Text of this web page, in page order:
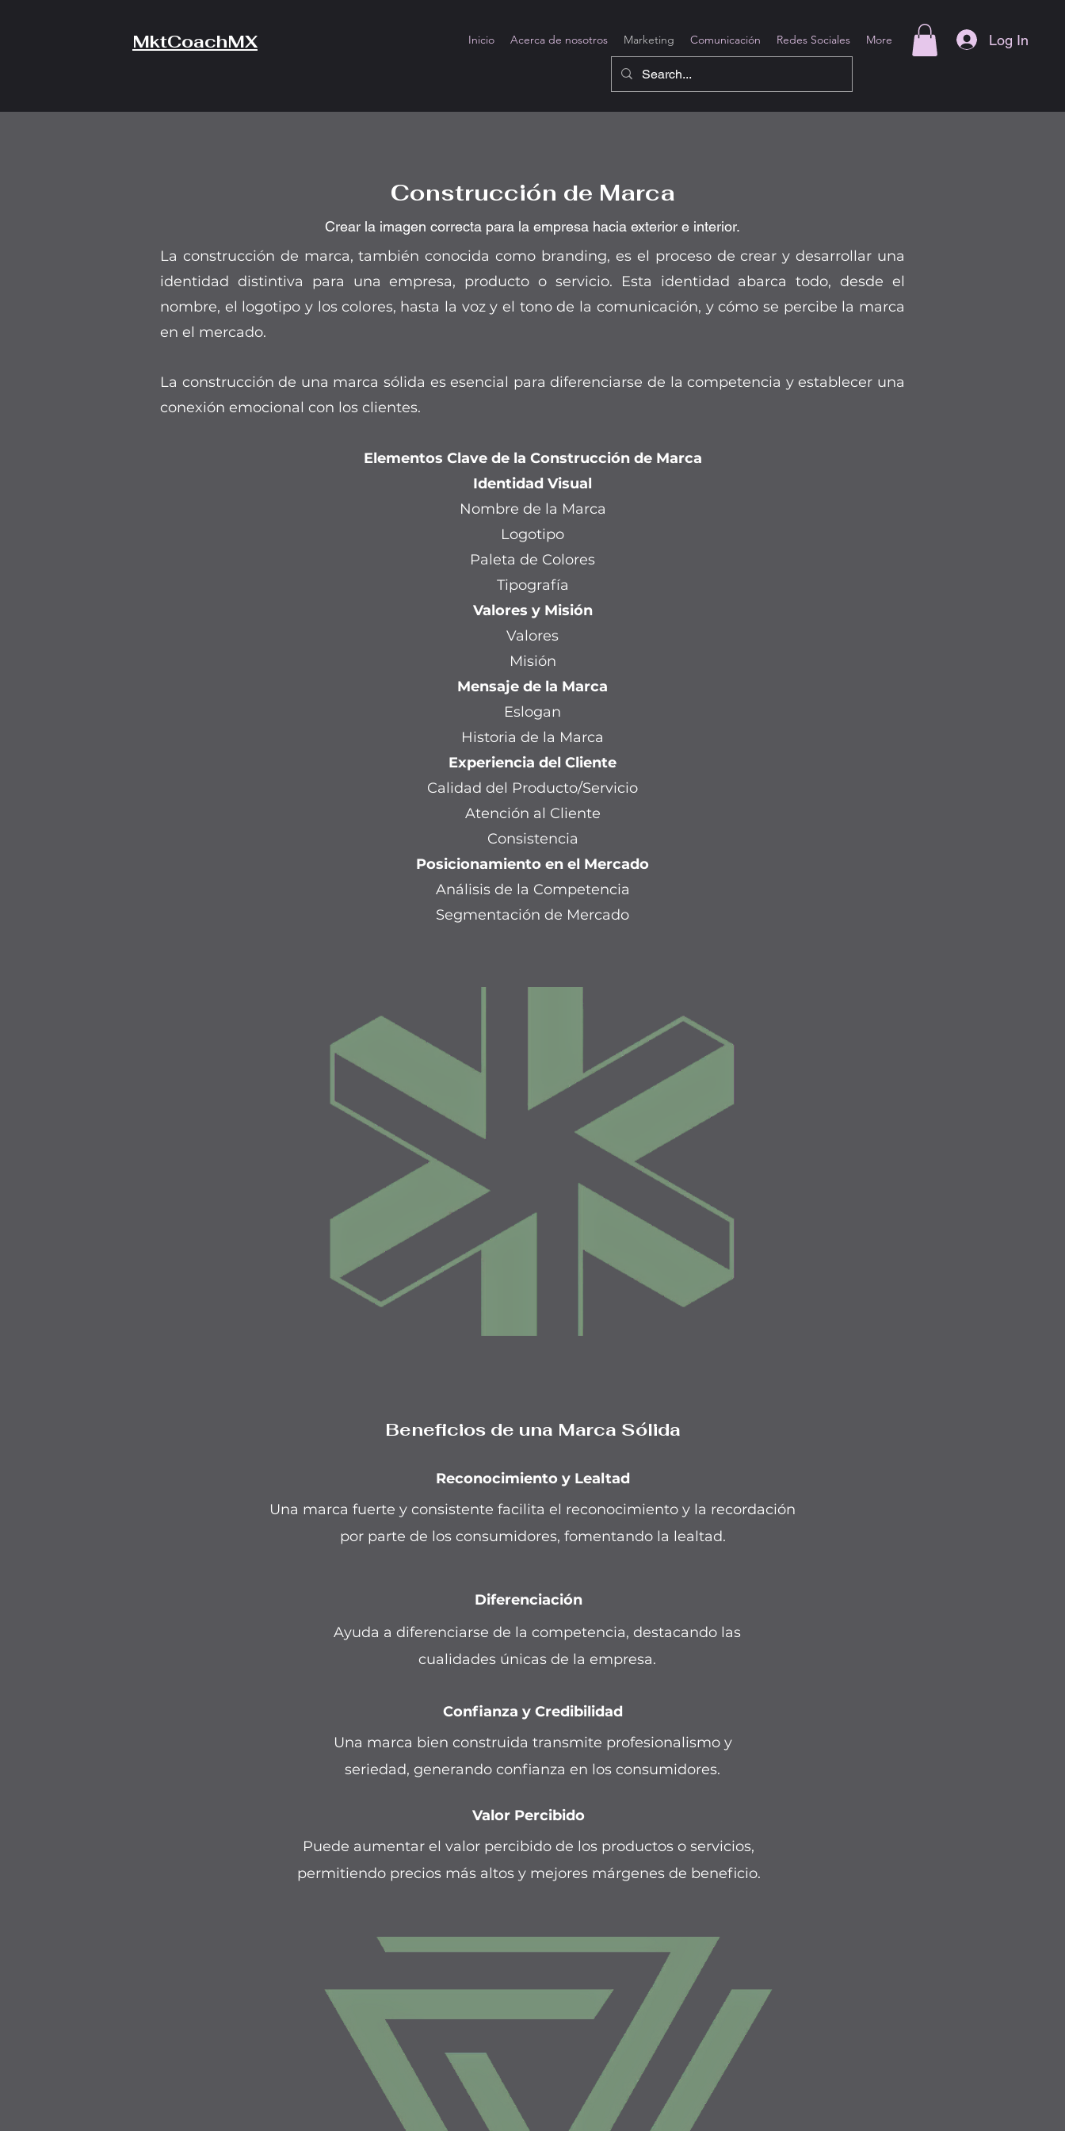
MktCoachMX Inicio Acerca de nosotros Marketing Comunicación Redes Sociales More Log In
Construcción de Marca
Crear la imagen correcta para la empresa hacia exterior e interior.
La construcción de marca, también conocida como branding, es el proceso de crear y desarrollar una
identidad distintiva para una empresa, producto o servicio. Esta identidad abarca todo, desde el
nombre, el logotipo y los colores, hasta la voz y el tono de la comunicación, y cómo se percibe la marca
en el mercado.
La construcción de una marca sólida es esencial para diferenciarse de la competencia y establecer una
conexión emocional con los clientes.
Elementos Clave de la Construcción de Marca
Identidad Visual
Nombre de la Marca
Logotipo
Paleta de Colores
Tipografía
Valores y Misión
Valores
Misión
Mensaje de la Marca
Eslogan
Historia de la Marca
Experiencia del Cliente
Calidad del Producto/Servicio
Atención al Cliente
Consistencia
Posicionamiento en el Mercado
Análisis de la Competencia
Segmentación de Mercado
Beneficios de una Marca Sólida
Reconocimiento y Lealtad
Una marca fuerte y consistente facilita el reconocimiento y la recordación
por parte de losconsumidores, fomentando la lealtad.
Diferenciación
Ayuda a diferenciarse de la competencia, destacando las
cualidades únicas de la empresa.
Confianza y Credibilidad
Una marca bien construida transmite profesionalismo y
seriedad, generando confianza en los consumidores.
Valor Percibido
Puede aumentar el valor percibido de los productos o servicios,
permitiendo precios más altos y mejores márgenes de beneficio.